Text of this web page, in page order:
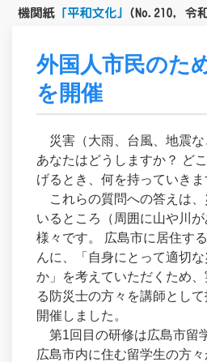
外国人市民のた
を開催
災害（大雨、台風、地震な
あなたはどうしますか？ ど
げるとき、何を持っていきま
これらの質問への答えは、
いるところ（周囲に山や川
様々です。 広島市に居住す
んに、「自身にとって適切
か」を考えていただくため
る防災士の方々を講師とし
開催しました。
第1回目の研修は広島市留
広島市内に住む留学生の方